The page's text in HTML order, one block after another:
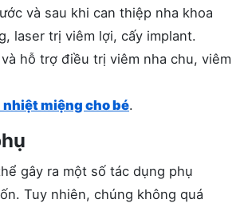
và sau khi can thiệp nha khoa
laser trị viêm lợi, cấy implant.
hỗ trợ điều trị viêm nha chu, viêm
miệng cho bé.
gây ra một số tác dụng phụ
Tuy nhiên, chúng không quá